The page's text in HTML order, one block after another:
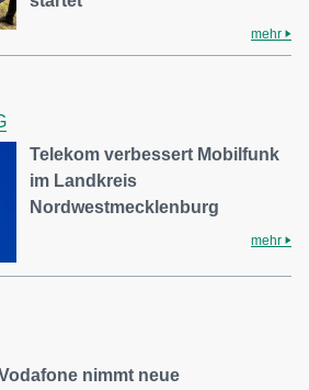
mehr
Telekom verbessert Mobilfunk
im Landkreis
Nordwestmecklenburg
mehr
nimmt neue